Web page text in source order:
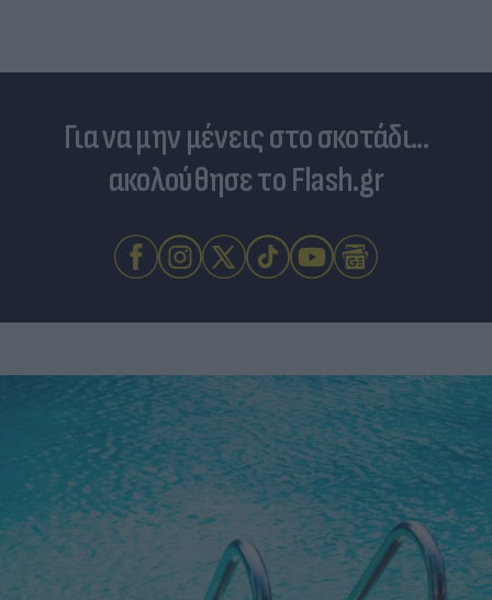
Για να μην μένεις στο σκοτάδι...
ακολούθησε το Flash.gr